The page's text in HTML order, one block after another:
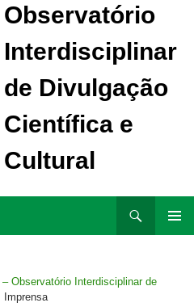
Observatório
Interdisciplinar
de Divulgação
Científica e
Cultural
Observatório Interdisciplinar de
Imprensa